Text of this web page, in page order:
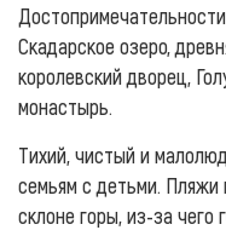
Скадарское озеро,
королевский дворец,
монастырь.
Тихий, чистый и
семьям с детьми. Пляжи
склоне горы, из-за